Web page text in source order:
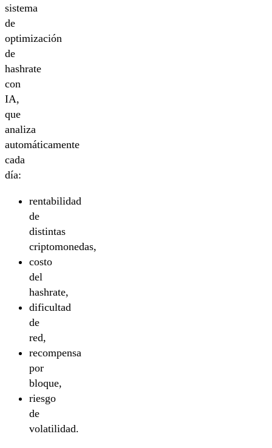
sistema
de
optimización
de
hashrate
con
IA,
que
analiza
automáticamente
cada
día:
rentabilidad
de
distintas
criptomonedas,
costo
del
hashrate,
dificultad
de
red,
recompensa
por
bloque,
riesgo
de
volatilidad.